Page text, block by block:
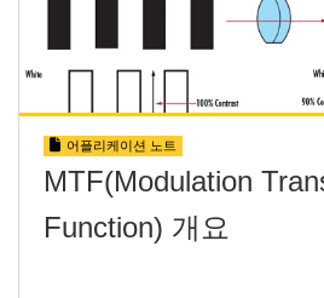
어플리케이션 노트
MTF(Modulation
Function) 개요